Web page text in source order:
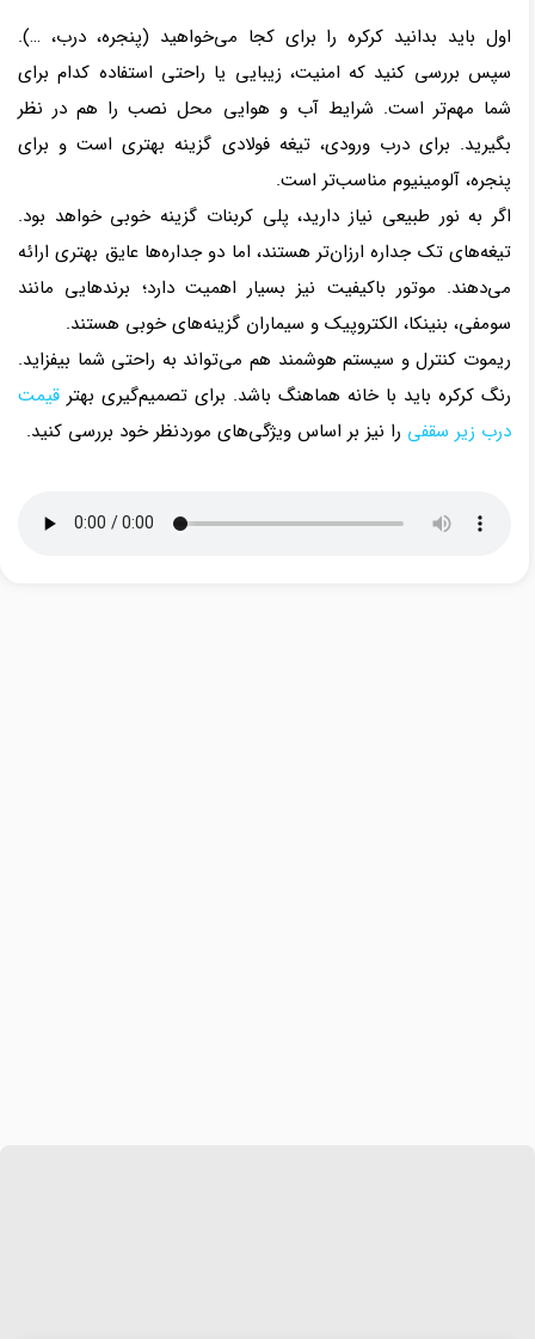
اول باید بدانید کرکره را برای کجا می‌خواهید (پنجره، درب، …).
سپس بررسی کنید که امنیت، زیبایی یا راحتی استفاده کدام برای
شما مهم‌تر است. شرایط آب و هوایی محل نصب را هم در نظر
بگیرید. برای درب ورودی، تیغه فولادی گزینه بهتری است و برای
پنجره، آلومینیوم مناسب‌تر است.
اگر به نور طبیعی نیاز دارید، پلی کربنات گزینه خوبی خواهد بود.
تیغه‌های تک جداره ارزان‌تر هستند، اما دو جداره‌ها عایق بهتری ارائه
می‌دهند. موتور باکیفیت نیز بسیار اهمیت دارد؛ برندهایی مانند
سومفی، بنینکا، الکتروپیک و سیماران گزینه‌های خوبی هستند.
ریموت کنترل و سیستم هوشمند هم می‌تواند به راحتی شما بیفزاید.
رنگ کرکره باید با خانه هماهنگ باشد. برای تصمیم‌گیری بهترقیمت
درب زیر سقفیرا نیز بر اساس ویژگی‌های موردنظر خود بررسی کنید.